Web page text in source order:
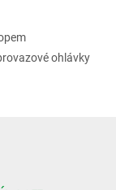
ohlávky